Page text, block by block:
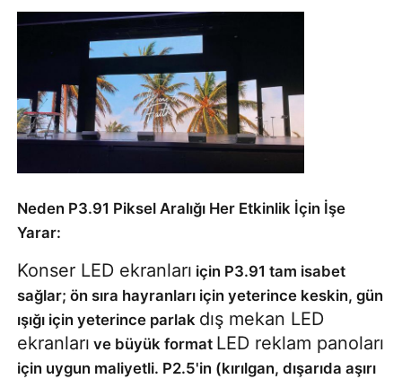
Neden P3.91 Piksel Aralığı Her Etkinlik İçin İşe
Yarar:
Konser LED ekranları için P3.91 tam isabet
sağlar; ön sıra hayranları için yeterince keskin, gün
ışığı için yeterince parlak dış mekan LED
ekranları ve büyük format LED reklam panoları
için uygun maliyetli. P2.5'in (kırılgan, dışarıda aşırı